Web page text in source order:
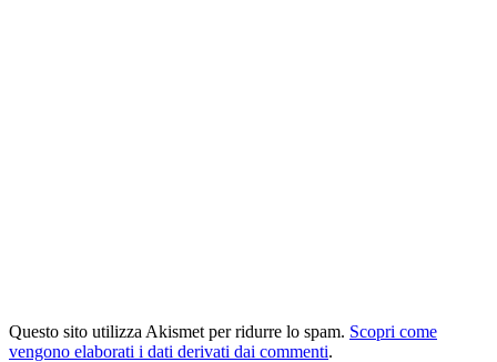
Questo sito utilizza Akismet per ridurre lo spam. Scopri come
vengono elaborati i dati derivati dai commenti.